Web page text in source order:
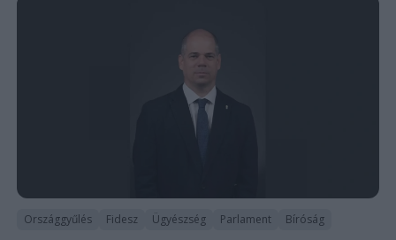
Országgyűlés Fidesz Ügyészség Parlament Bíróság